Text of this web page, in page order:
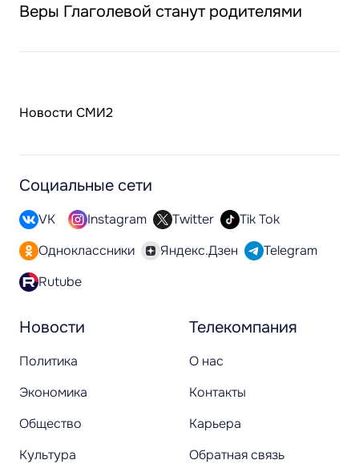
Веры Глаголевой станут родителями
Новости СМИ2
Новости
Политика
Экономика
Общество
Культура
Телекомпания
О нас
Контакты
Карьера
Обратная связь
Социальные сети
VK Instagram Twitter
Tik Tok
Одноклассники
Яндекс.Дзен
Telegram
Rutube